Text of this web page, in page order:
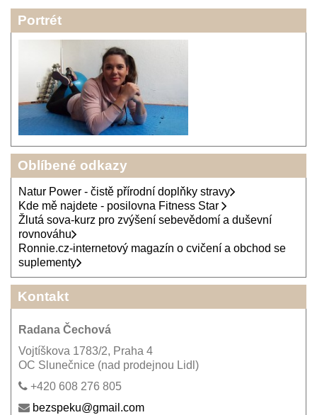
Portrét
Oblíbené odkazy
Natur Power - čistě přírodní doplňky stravy
Kde mě najdete - posilovna Fitness Star
Žlutá sova-kurz pro zvýšení sebevědomí a duševní
rovnováhu
Ronnie.cz-internetový magazín o cvičení a obchod se
suplementy
Kontakt
Radana Čechová
Vojtíškova 1783/2, Praha 4
OC Slunečnice (nad prodejnou Lidl)
+420 608 276 805
bezspeku@gmail.com